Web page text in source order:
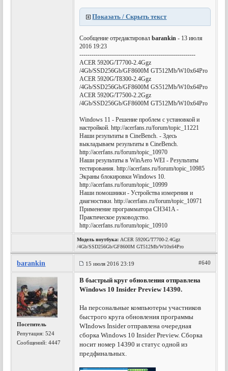
Показать / Скрыть текст
Сообщение отредактировалbarankin - 13 июля
2016 19:23
---------------------------------------------------------
ACER 5920G/T7700-2.4Ggz
/4Gb/SSD256Gb/GF8600M GT512Mb/W10x64Pro
ACER 5920G/T8300-2.4Ggz
/4Gb/SSD256Gb/GF8600M GS512Mb/W10x64Pro
ACER 5920G/T7500-2.2Ggz
/4Gb/SSD256Gb/GF8600M GT512Mb/W10x64Pro
Windows 11 - Решение проблем с установкой и
настройкой. http://acerfans.ru/forum/topic_11221
Наши результаты в CineBench. - Здесь
выкладываем результаты в CineBench.
http://acerfans.ru/forum/topic_10970
Наши результаты в WinAero WEI - Результаты
тестирования. http://acerfans.ru/forum/topic_10985
Экраны блокировки Windows 10.
http://acerfans.ru/forum/topic_10999
Наши помошники - Устройства измерения и
диагностики. http://acerfans.ru/forum/topic_10971
Применение программатора CH341A -
Практическое руководство.
http://acerfans.ru/forum/topic_10910
Модель ноутбука: ACER 5920G/T7700-2.4Ggz
/4Gb/SSD256Gb/GF8600M GT512Mb/W10x64Pro
barankin 15 июля 2016 23:19 #640
Посетитель
Репутация:524
Сообщений: 4447
В быстрый круг обновления отправлена
Windows 10 Insider Preview 14390.
На персональные компьютеры участников
быстрого круга обновления программы
WIndows Insider отправлена очередная
сборка Windows 10 Insider Preview. Сборка
носит номер 14390 и статус одной из
предфинальных.